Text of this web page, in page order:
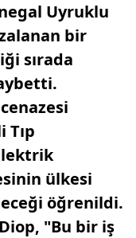
Uyruklu
bir
sırada
Tıp
ülkesi
öğrenildi.
"Bu bir iş